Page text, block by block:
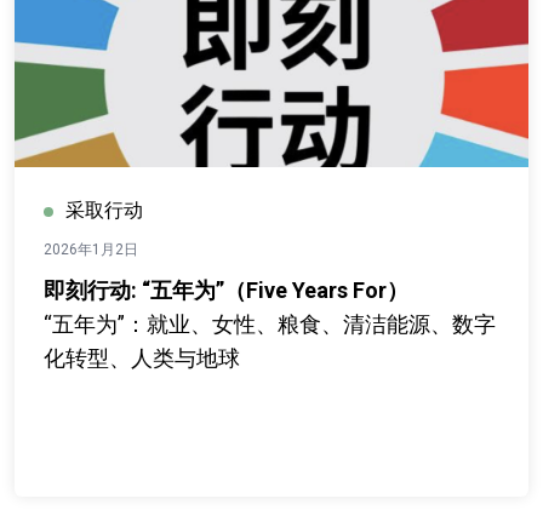
采取行动
2026年1月2日
即刻行动: “五年为”（Five Years For）
“五年为”：就业、女性、粮食、清洁能源、数字
化转型、人类与地球